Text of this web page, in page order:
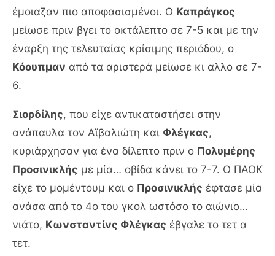
έμοιαζαν πιο αποφασισμένοι. Ο Καπράγκος
μείωσε πριν βγει το οκτάλεπτο σε 7-5 και με την
έναρξη της τελευταίας κρίσιμης περιόδου, ο
Κόουπμαν από τα αριστερά μείωσε κι αλλο σε 7-
6.
Σιορδίλης, που είχε αντικαταστήσει στην
ανάπαυλα τον Αϊβαλιώτη και Φλέγκας,
κυριάρχησαν για ένα δίλεπτο πριν ο Πολυμέρης
Προσινικλής με μία… οβίδα κάνει το 7-7. Ο ΠΑΟΚ
είχε το μομέντουμ και ο Προσινικλής έφτασε μία
ανάσα από το 4ο του γκολ ωστόσο το αιώνιο…
νιάτο, Κωνσταντίνς Φλέγκας έβγαλε το τετ α
τετ.